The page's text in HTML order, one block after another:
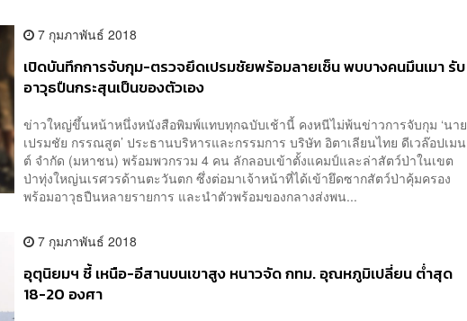
7 กุมภาพันธ์ 2018
เปิดบันทึกการจับกุม-ตรวจยึดเปรมชัยพร้อมลายเซ็น พบบางคนมึนเมา รับ
อาวุธปืนกระสุนเป็นของตัวเอง
ข่าวใหญ่ขึ้นหน้าหนึ่งหนังสือพิมพ์แทบทุกฉบับเช้านี้ คงหนีไม่พ้นข่าวการจับกุม ‘นาย
เปรมชัย กรรณสูต’ ประธานบริหารและกรรมการ บริษัท อิตาเลียนไทย ดีเวล๊อปเมน
ต์ จำกัด (มหาชน) พร้อมพวกรวม 4 คน ลักลอบเข้าตั้งแคมป์และล่าสัตว์ป่าในเขต
ป่าทุ่งใหญ่นเรศวรด้านตะวันตก ซึ่งต่อมาเจ้าหน้าที่ได้เข้ายึดซากสัตว์ป่าคุ้มครอง
พร้อมอาวุธปืนหลายรายการ และนำตัวพร้อมของกลางส่งพน...
7 กุมภาพันธ์ 2018
อุตุนิยมฯ ชี้ เหนือ-อีสานบนเขาสูง หนาวจัด กทม. อุณหภูมิเปลี่ยน ต่ำสุด
18-20 องศา